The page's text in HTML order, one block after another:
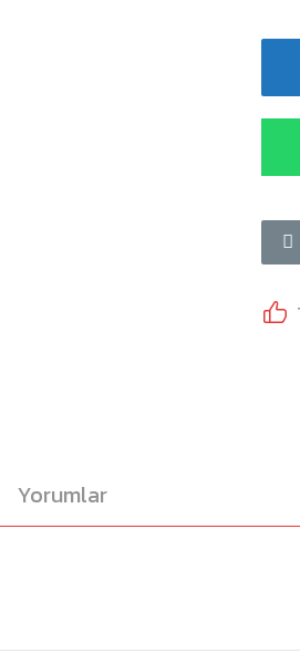
Yorumlar